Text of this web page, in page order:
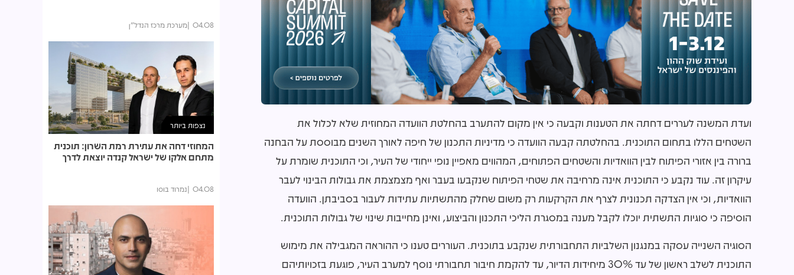
ועדת המשנה לעררים דחתה את הטענות וקבעה כי אין מקום להתערב בהחלטת הוועדה המחוזית שלא לכלול את
השטחים הללו בתחום התוכנית. בהחלטתה קבעה הוועדה כי מדיניות התכנון של חיפה לאורך השנים מבוססת על הבחנה
ברורה בין אזורי הפיתוח לבין הוואדיות והשטחים הפתוחים, המהווים מאפיין נופי ייחודי של העיר, וכי התוכנית שומרת על
עיקרון זה. עוד נקבע כי התוכנית אינה מרחיבה את שטחי הפיתוח שנקבעו בעבר ואף מצמצמת את גבולות הבינוי לעבר
הוואדיות, וכי אין הצדקה תכנונית לצרף את הקרקעות רק משום שחלק מהתשתיות עתידות לעבור בסביבתן. הוועדה
הוסיפה כי סוגיות התשתית יוכלו לקבל מענה במסגרת הליכי התכנון והביצוע, ואינן מחייבות שינוי של גבולות התוכנית.
הסוגיה השנייה עסקה במנגנון השלביות התחבורתית שנקבע בתוכנית. העוררים טענו כי ההוראה המגבילה את מימוש
התוכנית לשלב ראשון של עד 30% מיחידות הדיור, עד להקמת חיבור תחבורתי נוסף למערב העיר, פוגעת בזכויותיהם
04.08 מערכת מרכז הנדל"ן
נצפות ביותר
המחוזי דחה את עתירת רמת השרון: תוכנית
מתחם אלקו של ישראל קנדה יוצאת לדרך
04.08 נמרוד בוסו